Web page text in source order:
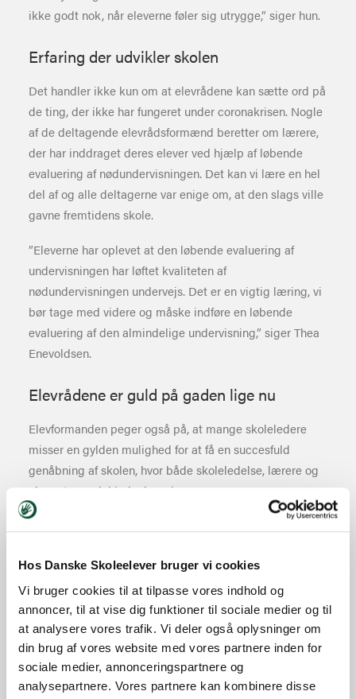
Hos Danske Skoleelever bruger vi cookies
Vi bruger cookies til at tilpasse vores indhold og
annoncer, til at vise dig funktioner til sociale medier og til
at analysere vores trafik. Vi deler også oplysninger om
din brug af vores website med vores partnere inden for
sociale medier, annonceringspartnere og
analysepartnere. Vores partnere kan kombinere disse
ikke godt nok, når eleverne føler sig utrygge,” siger hun.
Erfaring der udvikler skolen
Det handler ikke kun om at elevrådene kan sætte ord på
de ting, der ikke har fungeret under coronakrisen. Nogle
af de deltagende elevrådsformænd beretter om lærere,
der har inddraget deres elever ved hjælp af løbende
evaluering af nødundervisningen. Det kan vi lære en hel
del af og alle deltagerne var enige om, at den slags ville
gavne fremtidens skole.
”Eleverne har oplevet at den løbende evaluering af
undervisningen har løftet kvaliteten af
nødundervisningen undervejs. Det er en vigtig læring, vi
bør tage med videre og måske indføre en løbende
evaluering af den almindelige undervisning,” siger Thea
Enevoldsen.
Elevrådene er guld på gaden lige nu
Elevformanden peger også på, at mange skoleledere
misser en gylden mulighed for at få en succesfuld
genåbning af skolen, hvor både skoleledelse, lærere og
elever tager del i planlægningen.
”Skoleledelserne rundt omkring må få øjnene op for, at
værdifuldt samarbejde. Jeg opfordrer bare til at få
indkaldt elevrådet til møde hellere i dag end i morgen,
med genåbningen øverst på dagsordenen,” siger Thea
Enevoldsen.